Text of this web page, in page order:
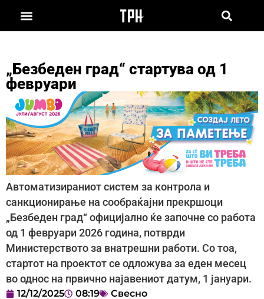
„Безбеден град“ стартува од 1
февруари
Автоматизираниот систем за контрола и
санкционирање на сообраќајни прекршоци
„Безбеден град“ официјално ќе започне со работа
од 1 февруари 2026 година, потврди
Министерството за внатрешни работи. Со тоа,
стартот на проектот се одложува за еден месец
во однос на првично најавениот датум, 1 јануари.
12/12/2025 08:19 Свесно